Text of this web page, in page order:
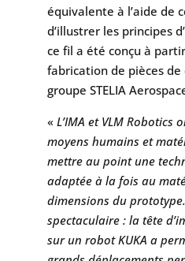
équivalente à l’aide de
d’illustrer les principes
ce fil a été conçu à
fabrication de pièces
groupe STELIA
« L’IMA et VLM Robotics
moyens humains et
mettre au point une
adaptée à la fois au
dimensions du
spectaculaire : la tête
sur un robot KUKA a